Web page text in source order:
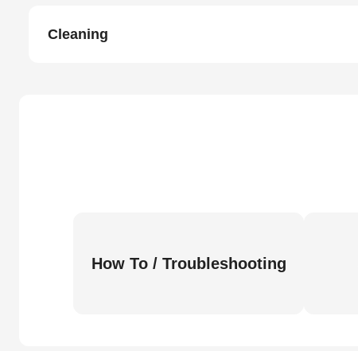
Cleaning
How To / Troubleshooting